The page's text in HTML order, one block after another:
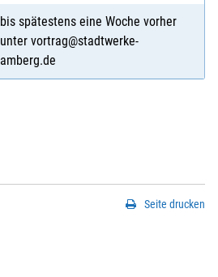
bis spätestens eine Woche vorher
unter vortrag@stadtwerke-
amberg.de
Seite drucken